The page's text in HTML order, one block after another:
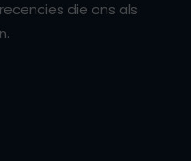
die ons als